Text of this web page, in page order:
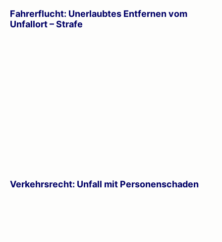
Fahrerflucht: Unerlaubtes Entfernen vom
Unfallort – Strafe
Verkehrsrecht: Unfall mit Personenschaden